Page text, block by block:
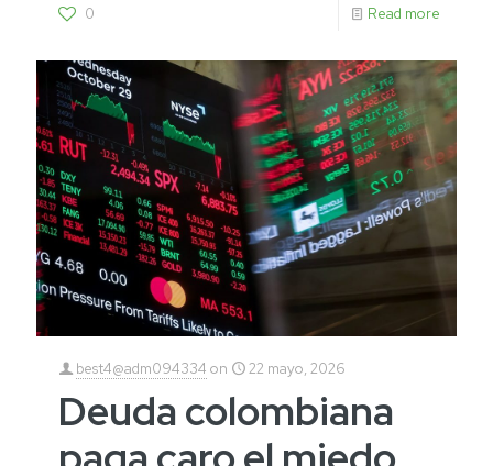
0 Read more
best4@adm094334 on 22 mayo, 2026
Deuda colombiana